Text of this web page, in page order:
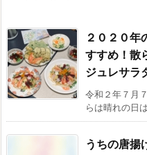
２０２０年
すすめ！散
ジュレサラ
令和２年７月
らは晴れの日
うちの唐揚